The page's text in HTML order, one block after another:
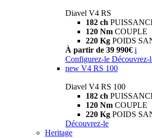
Diavel V4 RS
182 ch
120 Nm COUPLE
220 Kg POIDS
À partir de 39 990€ i
Configurez-le Découvrez-
new V4 RS 100
Diavel V4 RS 100
182 ch
120 Nm COUPLE
220 Kg POIDS
Découvrez-le
Heritage